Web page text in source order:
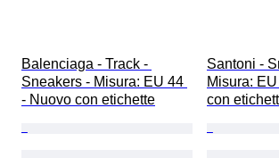
Balenciaga - Track -
Sneakers - Misura: EU 44
- Nuovo con etichette
Santoni -
Misura:
con